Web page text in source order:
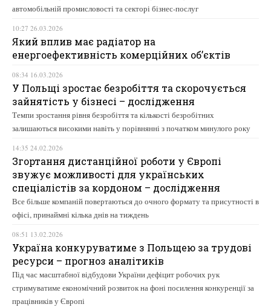
автомобільній промисловості та секторі бізнес-послуг
10:27 26.03.2026
Який вплив має радіатор на
енергоефективність комерційних об’єктів
08:34 16.03.2026
У Польщі зростає безробіття та скорочується
зайнятість у бізнесі – дослідження
Темпи зростання рівня безробіття та кількості безробітних
залишаються високими навіть у порівнянні з початком минулого року
14:35 24.02.2026
Згортання дистанційної роботи у Європі
звужує можливості для українських
спеціалістів за кордоном – дослідження
Все більше компаній повертаються до очного формату та присутності в
офісі, принаймні кілька днів на тиждень
08:51 13.02.2026
Україна конкуруватиме з Польщею за трудові
ресурси – прогноз аналітиків
Під час масштабної відбудови України дефіцит робочих рук
стримуватиме економічний розвиток на фоні посилення конкуренції за
працівників у Європі